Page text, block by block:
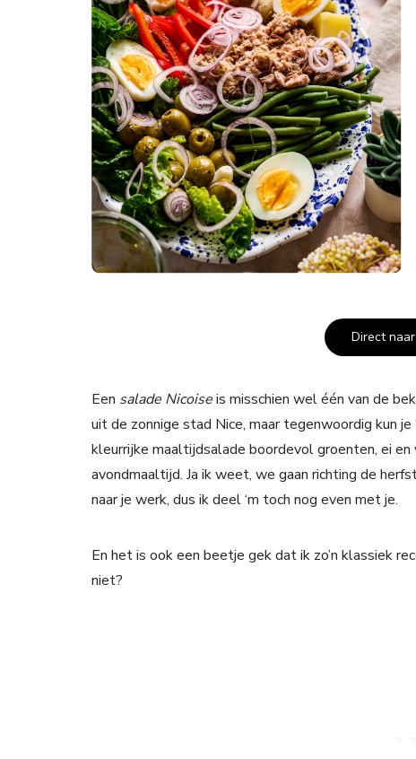
Direct
Een salade Nicoiseis misschien wel één van de
uit de zonnige stad Nice, maar tegenwoordig kun
kleurrijke maaltijdsalade boordevol groenten, ei
avondmaaltijd. Ja ik weet, we gaan richting de
naar je werk, dus ik deel ‘m toch nog even met je.
En het is ook een beetje gek dat ik zo’n klassiek
niet?